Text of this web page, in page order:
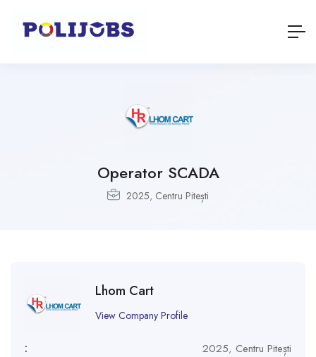
Operator SCADA
2025, Centru Pitești
Lhom Cart
View Company Profile
: 2025, Centru Pitești